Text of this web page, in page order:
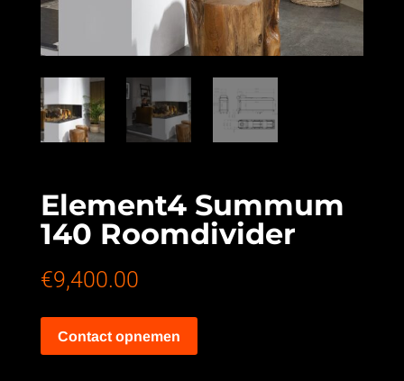
Element4 Summum
140 Roomdivider
€9,400.00
Contact opnemen